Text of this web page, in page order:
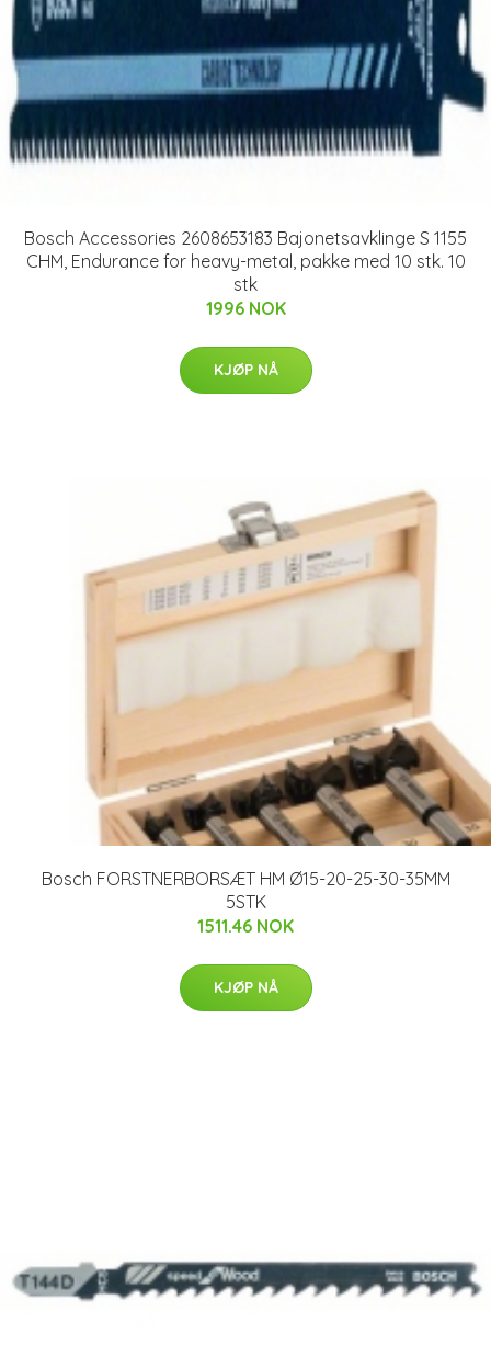
Bosch Accessories 2608653183 Bajonetsavklinge S 1155
CHM, Endurance for heavy-metal, pakke med 10 stk. 10
stk
1996 NOK
KJØP NÅ
Bosch FORSTNERBORSÆT HM Ø15-20-25-30-35MM
5STK
1511.46 NOK
KJØP NÅ